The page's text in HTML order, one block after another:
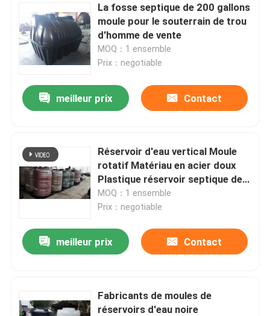
La fosse septique de 200 gallons
moule pour le souterrain de trou
d'homme de vente
MOQ：1 ensemble
Prix：negotiable
meilleur prix Contact
Réservoir d'eau vertical Moule
rotatif Matériau en acier doux
Plastique réservoir septique de
carburant Moule rotatif
MOQ：1 ensemble
Prix：negotiable
meilleur prix Contact
Fabricants de moules de
réservoirs d'eau noire